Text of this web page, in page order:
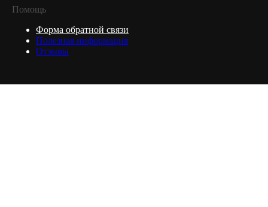
Помощь
Форма обратной связи
Полезная информация
Отзывы